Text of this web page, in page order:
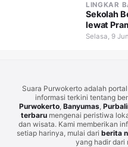
LINGKAR
Sekolah
lewat
Selasa, 9
Suara Purwokerto adalah
informasi terkini tentang
Purwokerto, Banyumas,
terbarumengenai peristiwa
dan wisata. Kami memberikan
setiap harinya, mulai dari berita
yang hadir dari